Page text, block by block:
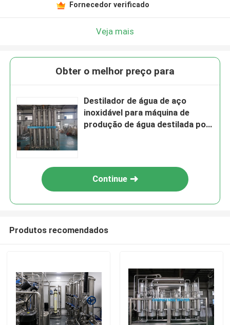
Fornecedor verificado
Veja mais
Obter o melhor preço para
Destilador de água de aço
inoxidável para máquina de
produção de água destilada por
Continue
Produtos recomendados